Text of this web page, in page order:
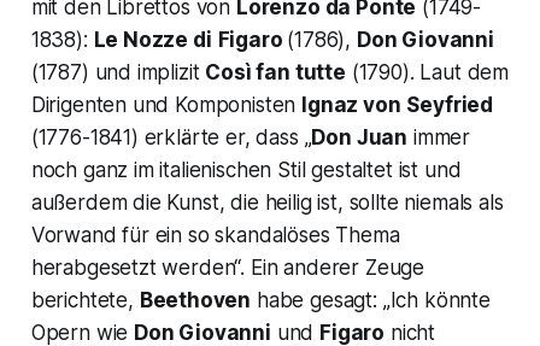
mit den Librettos von Lorenzo da Ponte (1749-
1838): Le Nozze di Figaro (1786), Don Giovanni
(1787) und implizit Così fan tutte (1790). Laut dem
Dirigenten und Komponisten Ignaz von Seyfried
(1776-1841) erklärte er, dass „Don Juan immer
noch ganz im italienischen Stil gestaltet ist und
außerdem die Kunst, die heilig ist, sollte niemals als
Vorwand für ein so skandalöses Thema
herabgesetzt werden“. Ein anderer Zeuge
berichtete, Beethoven habe gesagt: „Ich könnte
Opern wie Don Giovanni und Figaro nicht